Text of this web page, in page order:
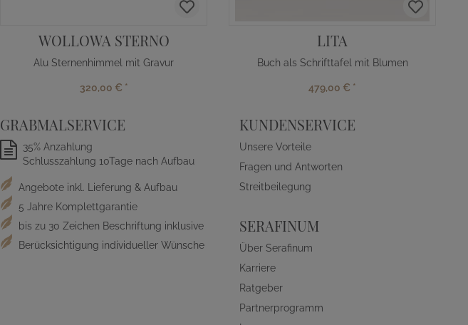
WOLLOWA STERNO
Alu Sternenhimmel mit Gravur
320,00 € *
LITA
Buch als Schrifttafel mit Blumen
479,00 € *
GRABMALSERVICE
35% Anzahlung
Schlusszahlung 10Tage nach Aufbau
Angebote inkl. Lieferung & Aufbau
5 Jahre Komplettgarantie
bis zu 30 Zeichen Beschriftung inklusive
Berücksichtigung individueller Wünsche
KUNDENSERVICE
Unsere Vorteile
Fragen und Antworten
Streitbeilegung
SERAFINUM
Über Serafinum
Karriere
Ratgeber
Partnerprogramm